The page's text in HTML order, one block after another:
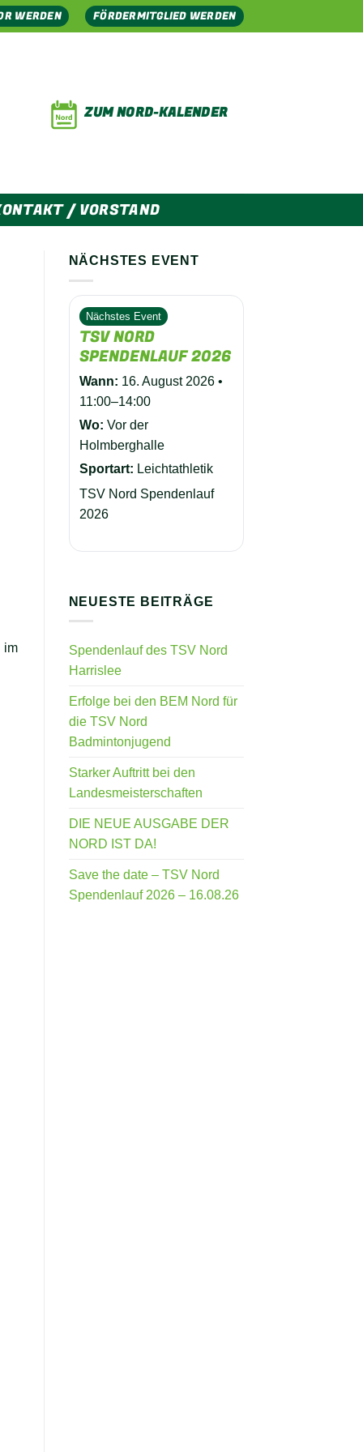
WERDEN FÖRDERMITGLIED WERDEN
ZUM NORD-KALENDER
/ VORSTAND
im
NÄCHSTES EVENT
Nächstes Event
TSV NORD
SPENDENLAUF 2026
Wann: 16. August 2026 •
11:00–14:00
Wo: Vor der
Holmberghalle
Sportart: Leichtathletik
TSV Nord Spendenlauf
2026
NEUESTE BEITRÄGE
Spendenlauf des TSV Nord
Harrislee
Erfolge bei den BEM Nord für
die TSV Nord
Badmintonjugend
Starker Auftritt bei den
Landesmeisterschaften
DIE NEUE AUSGABE DER
NORD IST DA!
Save the date – TSV Nord
Spendenlauf 2026 – 16.08.26